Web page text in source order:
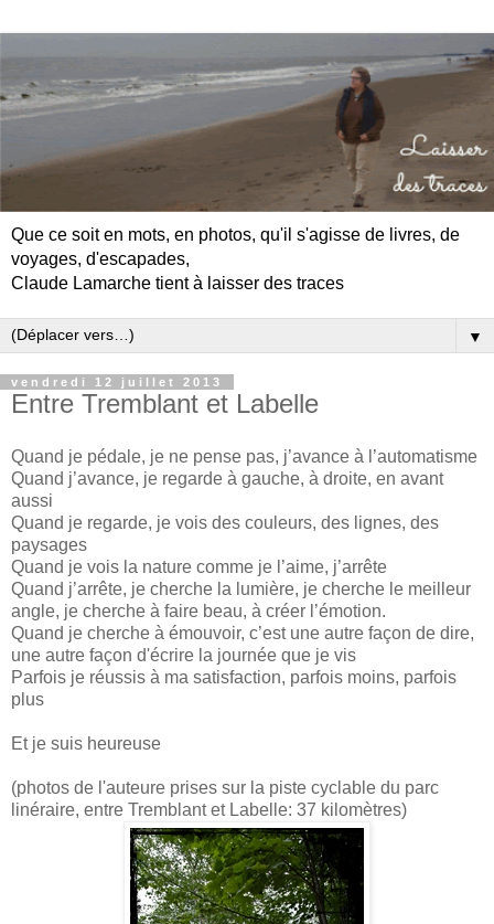
Que ce soit en mots, en photos, qu'il s'agisse de livres, de
voyages, d'escapades,
Claude Lamarche tient à laisser des traces
▼
vendredi 12 juillet 2013
Entre Tremblant et Labelle
Quand je pédale, je ne pense pas, j’avance à l’automatisme
Quand j’avance, je regarde à gauche, à droite, en avant
aussi
Quand je regarde, je vois des couleurs, des lignes, des
paysages
Quand je vois la nature comme je l’aime, j’arrête
Quand j’arrête, je cherche la lumière, je cherche le meilleur
angle, je cherche à faire beau, à créer l’émotion.
Quand je cherche à émouvoir, c’est une autre façon de dire,
une autre façon d'écrire la journée que je vis
Parfois je réussis à ma satisfaction, parfois moins, parfois
plus
Et je suis heureuse
(photos de l'auteure prises sur la piste cyclable du parc
linéraire, entre Tremblant et Labelle: 37 kilomètres)